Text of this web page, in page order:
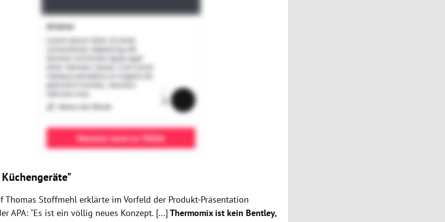
Thomas Stoffmehl erklärte im Vorfeld der Produkt-Präsentation
APA: "Es ist ein völlig neues Konzept. [...] Thermomix ist kein Bentley,